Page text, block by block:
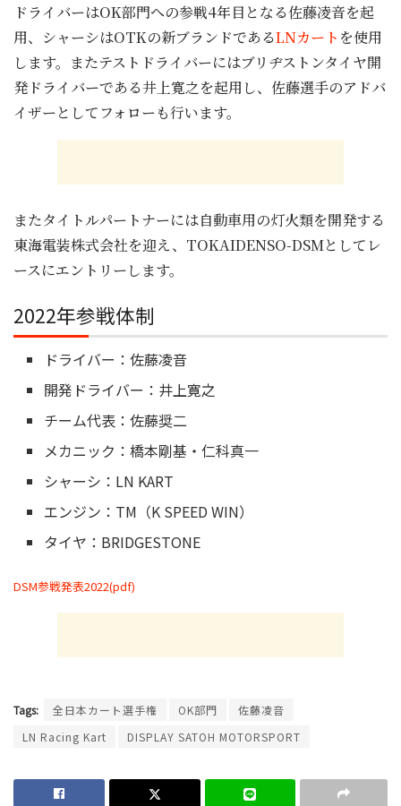
ドライバーはOK部門への参戦4年目となる佐藤凌音を起
用、シャーシはOTKの新ブランドであるLNカート を使用
します。またテストドライバーにはブリヂストンタイヤ開
発ドライバーである井上寛之を起用し、佐藤選手のアドバ
イザーとしてフォローも行います。
またタイトルパートナーには自動車用の灯火類を開発する
東海電装株式会社を迎え、TOKAIDENSO-DSMとしてレ
ースにエントリーします。
2022年参戦体制
ドライバー：佐藤凌音
開発ドライバー：井上寛之
チーム代表：佐藤奨二
メカニック：橋本剛基・仁科真一
シャーシ：LN KART
エンジン：TM（K SPEED WIN）
タイヤ：BRIDGESTONE
DSM参戦発表2022(pdf)
Tags: 全日本カート選手権 OK部門
佐藤凌音
LN Racing Kart
DISPLAY SATOH MOTORSPORT